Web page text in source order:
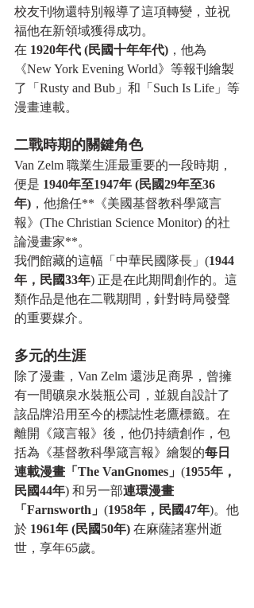
校友刊物還特別報導了這項轉變，並祝
福他在新領域獲得成功。
在 1920年代 (民國十年年代) ，他為
《New York Evening World》等報刊繪製
了「Rusty and Bub」和「Such Is Life」等
漫畫連載。
二戰時期的關鍵角色
Van Zelm 職業生涯最重要的一段時期，
便是 1940年至1947年 (民國29年至36
年) ，他擔任**《美國基督教科學箴言
報》(The Christian Science Monitor) 的社
論漫畫家**。
我們館藏的這幅「中華民國隊長」(1944
年，民國33年) 正是在此期間創作的。這
類作品是他在二戰期間，針對時局發聲
的重要媒介。
多元的生涯
除了漫畫，Van Zelm 還涉足商界，曾擁
有一間礦泉水裝瓶公司，並親自設計了
該品牌沿用至今的標誌性老鷹標籤。在
離開《箴言報》後，他仍持續創作，包
括為《基督教科學箴言報》繪製的每日
連載漫畫「The VanGnomes」 (1955年，
民國44年) 和另一部連環漫畫
「Farnsworth」 (1958年，民國47年)。他
於 1961年 (民國50年) 在麻薩諸塞州逝
世，享年65歲。